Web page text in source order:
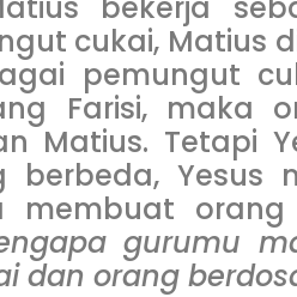
cukai, Matius
pemungut
Farisi, maka
Matius. Tetapi
berbeda, Yesus
membuat
gurumu
dan orang